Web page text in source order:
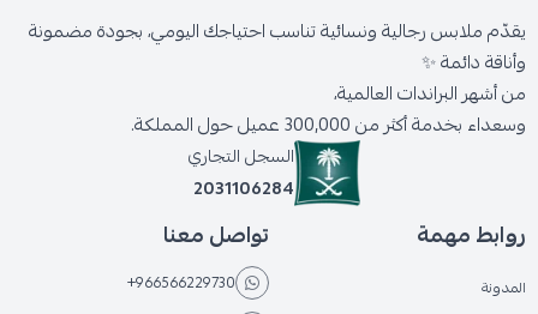
يقدّم ملابس رجالية ونسائية تناسب احتياجك اليومي، بجودة مضمونة
وأناقة دائمة ✨
من أشهر البراندات العالمية،
وسعداء بخدمة أكثر من 300,000 عميل حول المملكة.
السجل التجاري
2031106284
روابط مهمة
المدونة
تواصل معنا
+966566229730